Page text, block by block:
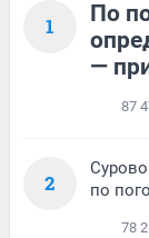
1
По
—
87
2
по
78